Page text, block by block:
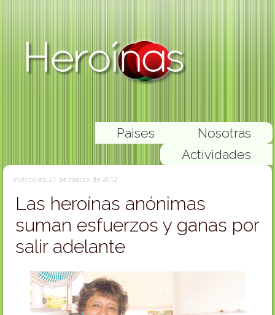
Nosotras
Paises
Actividades
miércoles, 21 de marzo de 2012
Las heroínas anónimas
suman esfuerzos y ganas por
salir adelante